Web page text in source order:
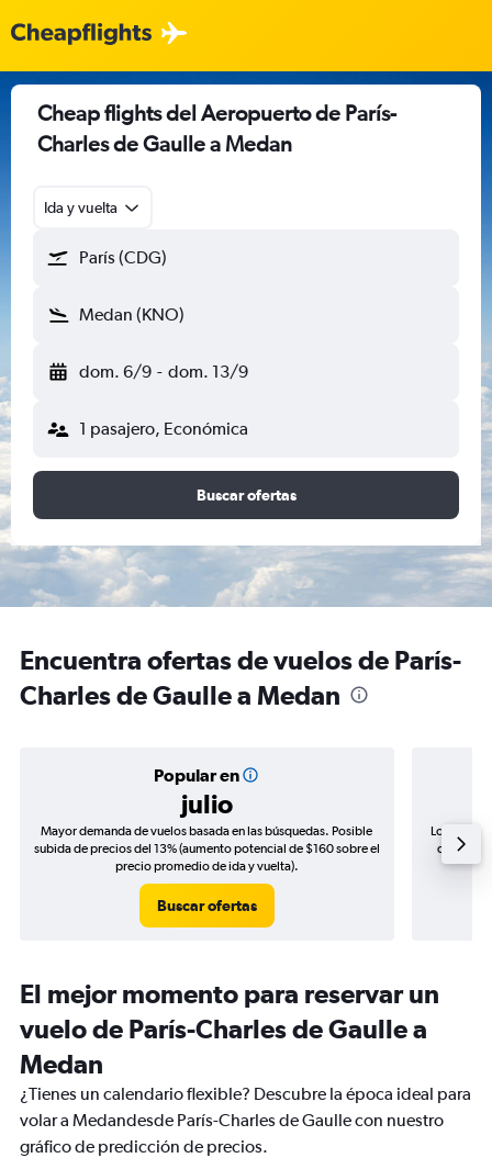
Cheap flights del Aeropuerto de París-
Charles de Gaulle a Medan
Ida y vuelta
París (CDG)
Medan (KNO)
dom. 6/9 - dom. 13/9
1 pasajero, Económica
Buscar ofertas
Encuentra ofertas de vuelos de París-
Charles de Gaulle a Medan
Popular en
julio
Mayor demanda de vuelos basada en las búsquedas. Posible
subida de precios del 13% (aumento potencial de $160 sobre el
precio promedio de ida y vuelta).
Buscar ofertas
Los
de
El mejor momento para reservar un
vuelo de París-Charles de Gaulle a
Medan
¿Tienes un calendario flexible? Descubre la época ideal para
volar a Medandesde París-Charles de Gaulle con nuestro
gráfico de predicción de precios.